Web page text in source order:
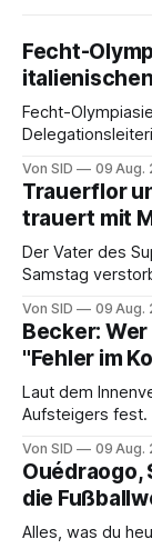
Fecht-
Fecht-
Von SID 09 Aug.
Trauerflor
trauert mit
Der Vater des
Samstag
Von SID 09 Aug.
Becker:
"Fehler im
Laut dem
Aufsteigers fest.
Von SID 09 Aug.
Ouédraogo,
die
Alles, was du